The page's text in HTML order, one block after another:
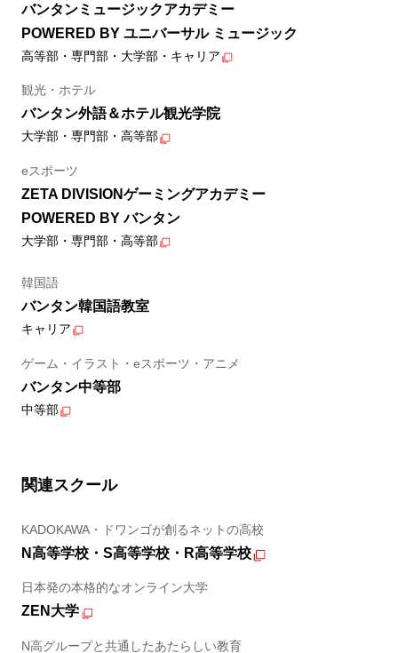
バンタンミュージックアカデミー
POWERED BY ユニバーサル ミュージック
高等部・専門部・大学部・キャリア
観光・ホテル
バンタン外語＆ホテル観光学院
大学部・専門部・高等部
eスポーツ
ZETA DIVISIONゲーミングアカデミー
POWERED BY バンタン
大学部・専門部・高等部
韓国語
バンタン韓国語教室
キャリア
ゲーム・イラスト・eスポーツ・アニメ
バンタン中等部
中等部
関連スクール
KADOKAWA・ドワンゴが創るネットの高校
N高等学校・S高等学校・R高等学校
日本発の本格的なオンライン大学
ZEN大学
N高グループと共通したあたらしい教育